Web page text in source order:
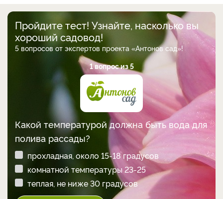
Пройдите тест! Узнайте, насколько вы
хороший садовод!
5 вопросов от экспертов проекта «Антонов сад»!
1 вопрос из 5
Какой температурой должна быть вода для
полива рассады?
прохладная, около 15-18 градусов
комнатной температуры 23-25
теплая, не ниже 30 градусов